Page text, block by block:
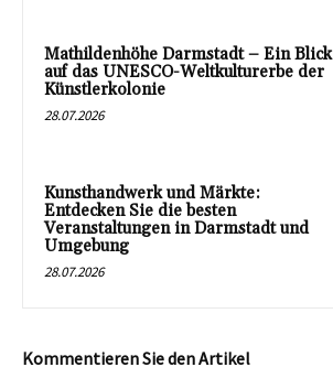
Mathildenhöhe Darmstadt – Ein Blick
auf das UNESCO-Weltkulturerbe der
Künstlerkolonie
28.07.2026
Kunsthandwerk und Märkte:
Entdecken Sie die besten
Veranstaltungen in Darmstadt und
Umgebung
28.07.2026
Kommentieren Sie den Artikel